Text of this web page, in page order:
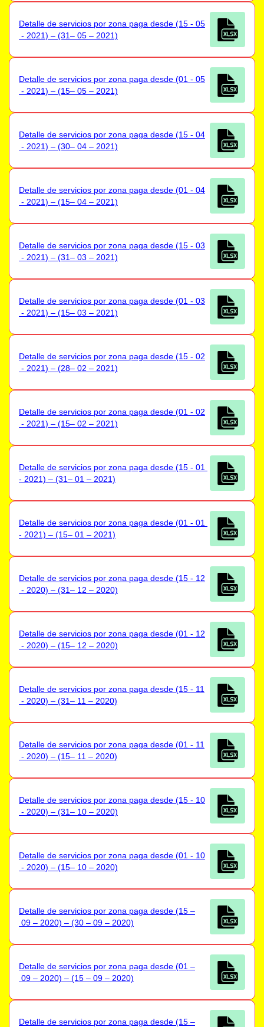
Detalle de servicios por zona paga desde (15 - 05
- 2021) – (31– 05 – 2021)
Detalle de servicios por zona paga desde (01 - 05
- 2021) – (15– 05 – 2021)
Detalle de servicios por zona paga desde (15 - 04
- 2021) – (30– 04 – 2021)
Detalle de servicios por zona paga desde (01 - 04
- 2021) – (15– 04 – 2021)
Detalle de servicios por zona paga desde (15 - 03
- 2021) – (31– 03 – 2021)
Detalle de servicios por zona paga desde (01 - 03
- 2021) – (15– 03 – 2021)
Detalle de servicios por zona paga desde (15 - 02
- 2021) – (28– 02 – 2021)
Detalle de servicios por zona paga desde (01 - 02
- 2021) – (15– 02 – 2021)
Detalle de servicios por zona paga desde (15 - 01
- 2021) – (31– 01 – 2021)
Detalle de servicios por zona paga desde (01 - 01
- 2021) – (15– 01 – 2021)
Detalle de servicios por zona paga desde (15 - 12
- 2020) – (31– 12 – 2020)
Detalle de servicios por zona paga desde (01 - 12
- 2020) – (15– 12 – 2020)
Detalle de servicios por zona paga desde (15 - 11
- 2020) – (31– 11 – 2020)
Detalle de servicios por zona paga desde (01 - 11
- 2020) – (15– 11 – 2020)
Detalle de servicios por zona paga desde (15 - 10
- 2020) – (31– 10 – 2020)
Detalle de servicios por zona paga desde (01 - 10
- 2020) – (15– 10 – 2020)
Detalle de servicios por zona paga desde (15 –
09 – 2020) – (30 – 09 – 2020)
Detalle de servicios por zona paga desde (01 –
09 – 2020) – (15 – 09 – 2020)
Detalle de servicios por zona paga desde (15 –